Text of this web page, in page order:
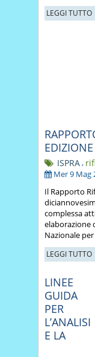
LEGGI TUTTO
ISPRA,
Mer 9 Mag
Il Rapporto
complessa
elaborazione
Nazionale per
LEGGI TUTTO
LINEE
GUIDA
PER
L’ANALISI
E LA